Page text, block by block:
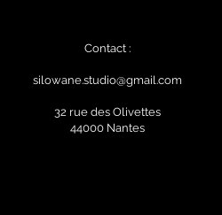
Contact :
silowane.studio@gmail.com
32 rue des Olivettes
44000 Nantes